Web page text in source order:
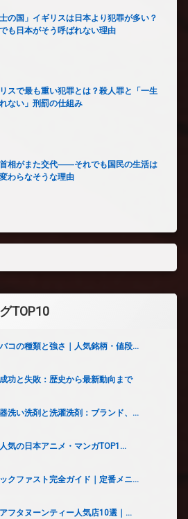
士の国」イギリスは日本より犯罪が多い？
も日本がそう呼ばれない理由
スで最も重い犯罪とは？殺人罪と「一生
ない」刑罰の仕組み
相がまた交代――それでも国民の生活は
わらなそうな理由
TOP10
コの種類と強さ｜人気銘柄・値段...
功と失敗：歴史から最新動向まで
洗い洗剤と洗濯洗剤：ブランド、...
気の日本アニメ・マンガTOP1...
クファスト完全ガイド｜定番メニ...
フタヌーンティー人気店10選｜...